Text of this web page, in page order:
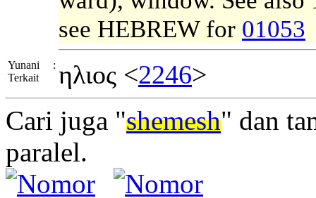
see HEBREW for 01053
Yunani
Terkait
: ηλιος <2246>
Cari juga "shemesh" dan
paralel.